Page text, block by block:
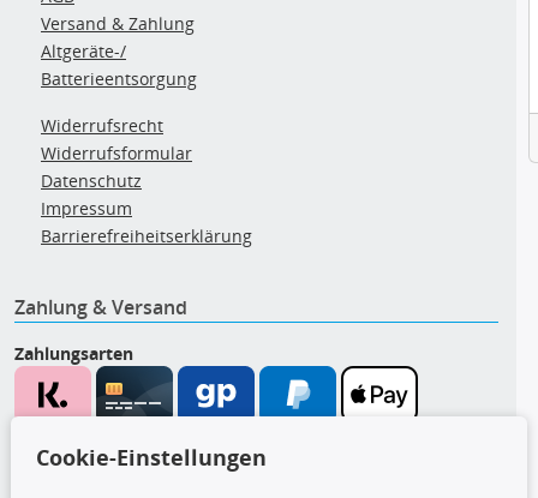
Versand & Zahlung
Altgeräte-/
Batterieentsorgung
Widerrufsrecht
Widerrufsformular
Datenschutz
Impressum
Barrierefreiheitserklärung
Zahlung & Versand
Zahlungsarten
Cookie-Einstellungen